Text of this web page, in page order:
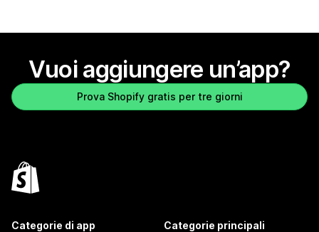
Vuoi aggiungere un’app?
Prova Shopify gratis per tre giorni
Categorie di app Categorie principali